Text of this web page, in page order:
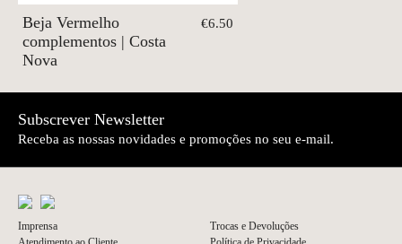
Beja Vermelho
complementos | Costa
Nova
€6.50
Subscrever Newsletter
Receba as nossas novidades e promoções no seu e-mail.
Imprensa
Trocas e Devoluções